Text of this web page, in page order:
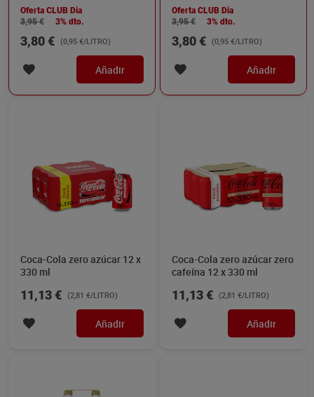
Oferta CLUB Dia
3,95 €
3% dto.
3,80 € (0,95 €/LITRO)
Añadir
Oferta CLUB Dia
3,95 €
3% dto.
3,80 € (0,95 €/LITRO)
Añadir
Coca-Cola zero azúcar 12 x
330 ml
11,13 € (2,81 €/LITRO)
Añadir
Coca-Cola zero azúcar zero
cafeína 12 x 330 ml
11,13 € (2,81 €/LITRO)
Añadir